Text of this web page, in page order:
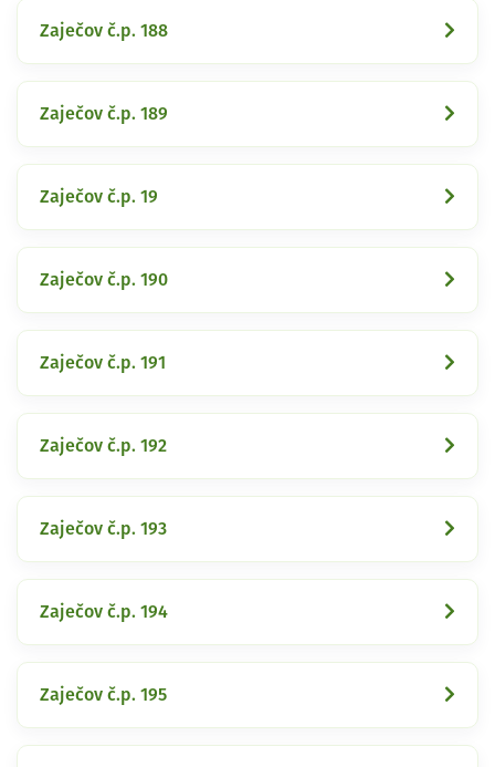
Zaječov č.p. 188
Zaječov č.p. 189
Zaječov č.p. 19
Zaječov č.p. 190
Zaječov č.p. 191
Zaječov č.p. 192
Zaječov č.p. 193
Zaječov č.p. 194
Zaječov č.p. 195